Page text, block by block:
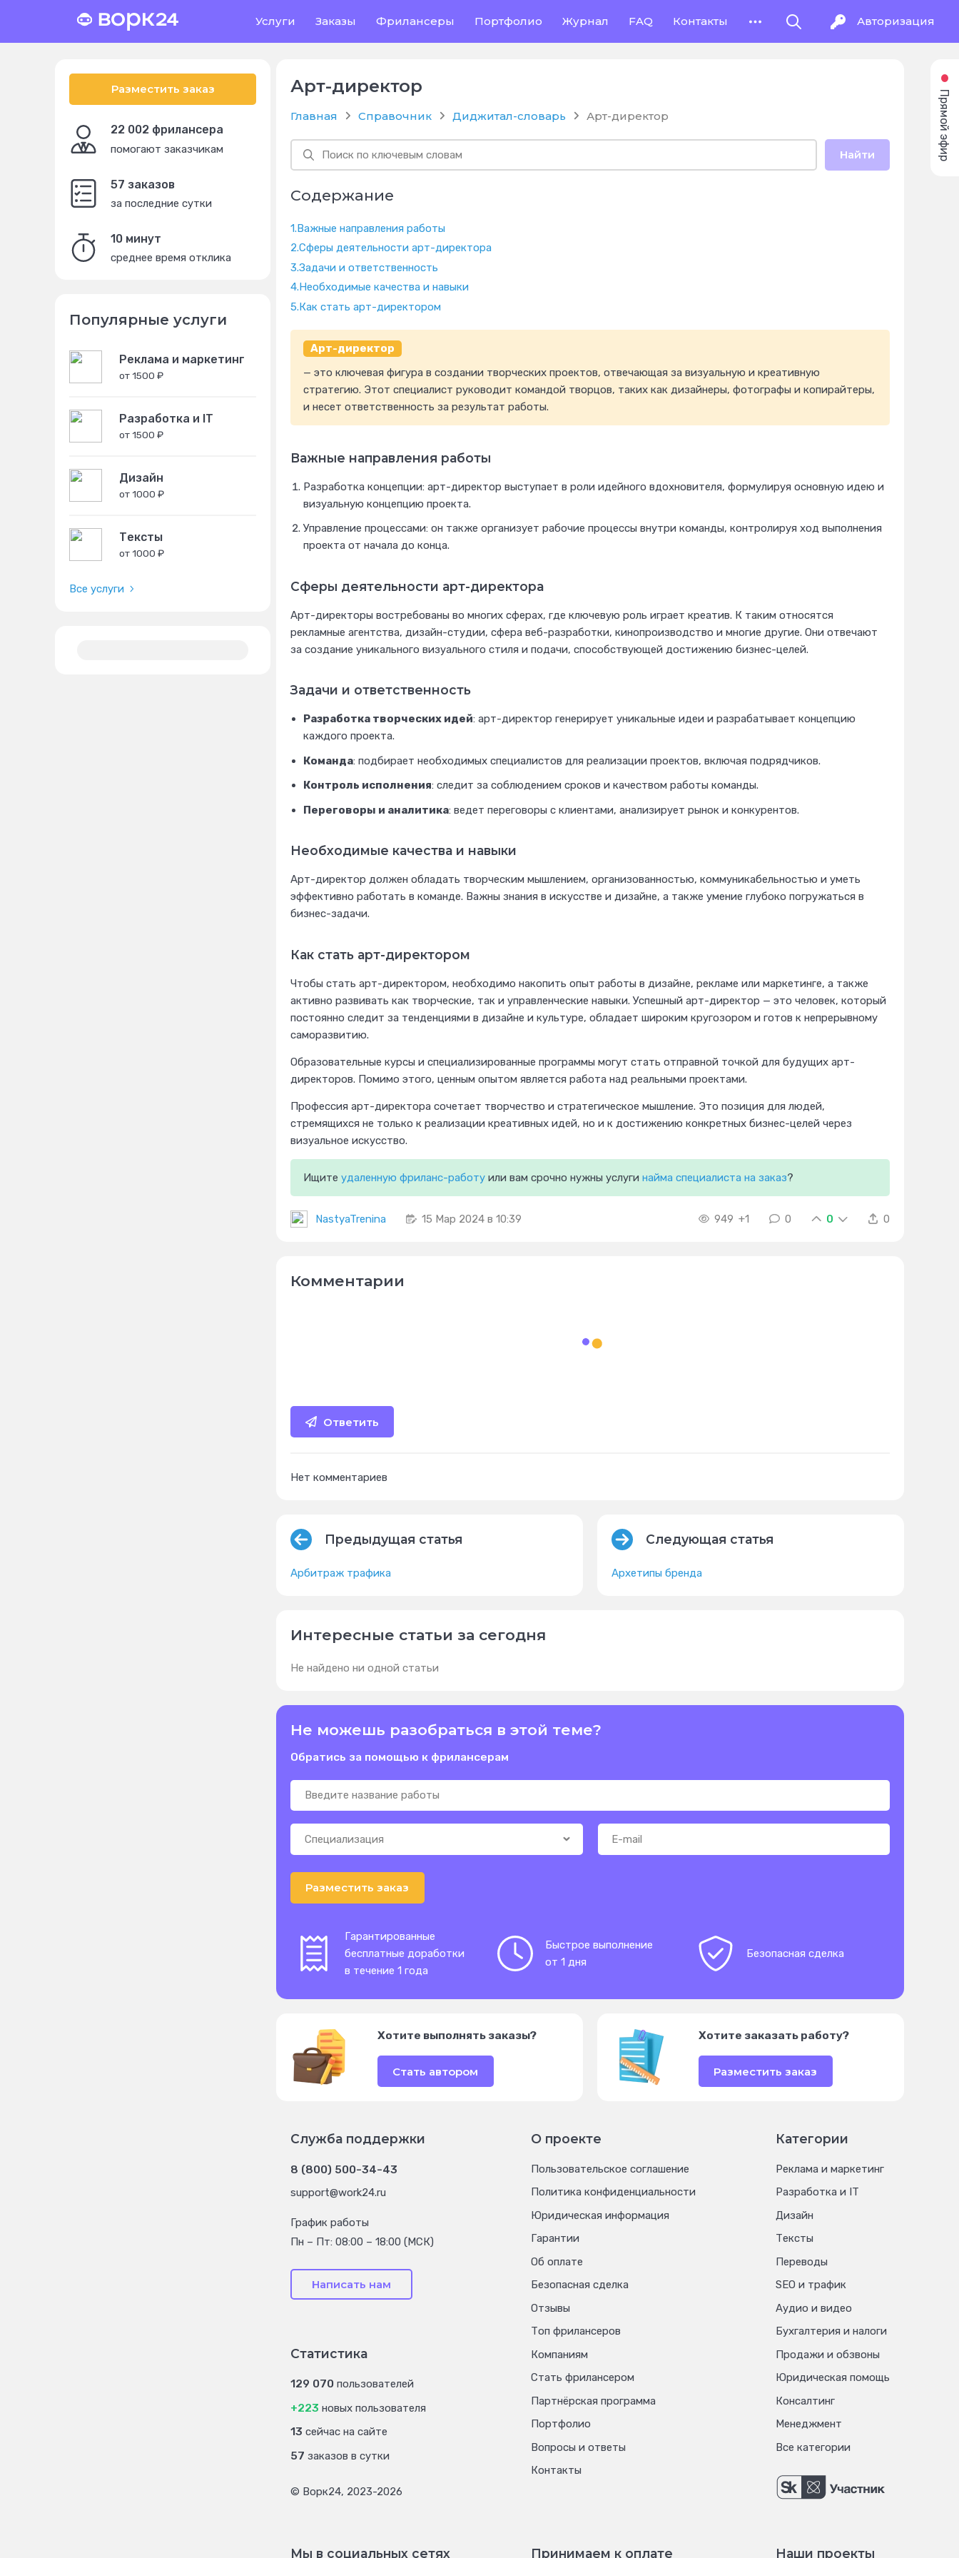
Услуги Заказы Фрилансеры Портфолио Журнал FAQ Контакты Авторизация
Разместить заказ
22 002 фрилансера
помогают заказчикам
57 заказов
за последние сутки
10 минут
среднее время отклика
Популярные услуги
Реклама и маркетинг
от 1500 ₽
Разработка и IT
от 1500 ₽
Дизайн
от 1000 ₽
Тексты
от 1000 ₽
Все услуги
Арт-директор
Главная Справочник Диджитал-словарь Арт-директор
Найти
Содержание
1.Важные направления работы
2.Сферы деятельности арт-директора
3.Задачи и ответственность
4.Необходимые качества и навыки
5.Как стать арт-директором
Арт-директор
— это ключевая фигура в создании творческих проектов, отвечающая за визуальную и креативную
стратегию. Этот специалист руководит командой творцов, таких как дизайнеры, фотографы и копирайтеры,
и несет ответственность за результат работы.
Важные направления работы
Разработка концепции: арт-директор выступает в роли идейного вдохновителя, формулируя основную идею и
визуальную концепцию проекта.
Управление процессами: он также организует рабочие процессы внутри команды, контролируя ход выполнения
проекта от начала до конца.
Сферы деятельности арт-директора
Арт-директоры востребованы во многих сферах, где ключевую роль играет креатив. К таким относятся
рекламные агентства, дизайн-студии, сфера веб-разработки, кинопроизводство и многие другие. Они отвечают
за создание уникального визуального стиля и подачи, способствующей достижению бизнес-целей.
Задачи и ответственность
Разработка творческих идей: арт-директор генерирует уникальные идеи и разрабатывает концепцию
каждого проекта.
Команда: подбирает необходимых специалистов для реализации проектов, включая подрядчиков.
Контроль исполнения: следит за соблюдением сроков и качеством работы команды.
Переговоры и аналитика: ведет переговоры с клиентами, анализирует рынок и конкурентов.
Необходимые качества и навыки
Арт-директор должен обладать творческим мышлением, организованностью, коммуникабельностью и уметь
эффективно работать в команде. Важны знания в искусстве и дизайне, а также умение глубоко погружаться в
бизнес-задачи.
Как стать арт-директором
Чтобы стать арт-директором, необходимо накопить опыт работы в дизайне, рекламе или маркетинге, а также
активно развивать как творческие, так и управленческие навыки. Успешный арт-директор — это человек, который
постоянно следит за тенденциями в дизайне и культуре, обладает широким кругозором и готов к непрерывному
саморазвитию.
Образовательные курсы и специализированные программы могут стать отправной точкой для будущих арт-
директоров. Помимо этого, ценным опытом является работа над реальными проектами.
Профессия арт-директора сочетает творчество и стратегическое мышление. Это позиция для людей,
стремящихся не только к реализации креативных идей, но и к достижению конкретных бизнес-целей через
визуальное искусство.
Ищите удаленную фриланс-работуили вам срочно нужны услуги найма специалиста на заказ?
NastyaTrenina 15 Мар 2024 в 10:39 949 +1 0 0 0
Комментарии
Ответить
Нет комментариев
Предыдущая статья
Арбитраж трафика
Следующая статья
Архетипы бренда
Интересные статьи за сегодня
Не найдено ни одной статьи
Не можешь разобраться в этой теме?
Обратись за помощью к фрилансерам
Разместить заказ
Гарантированные
бесплатные доработки
в течение 1 года
Быстрое выполнение
от 1 дня
Безопасная сделка
Хотите выполнять заказы?
Стать автором
Хотите заказать работу?
Разместить заказ
Служба поддержки
8 (800) 500-34-43
support@work24.ru
График работы
Пн – Пт: 08:00 – 18:00 (МСК)
Написать нам
Категории
Реклама и маркетинг
Разработка и IT
Дизайн
Тексты
Переводы
SEO и трафик
Аудио и видео
Бухгалтерия и налоги
Продажи и обзвоны
Юридическая помощь
Консалтинг
Менеджмент
Все категории
О проекте
Пользовательское соглашение
Политика конфиденциальности
Юридическая информация
Гарантии
Об оплате
Безопасная сделка
Отзывы
Топ фрилансеров
Компаниям
Стать фрилансером
Партнёрская программа
Портфолио
Вопросы и ответы
Контакты
Статистика
129 070 пользователей
+223 новых пользователя
13 сейчас на сайте
57 заказов в сутки
© Ворк24, 2023-2026
Мы в социальных сетях Принимаем к оплате Наши проекты
Прямой эфир